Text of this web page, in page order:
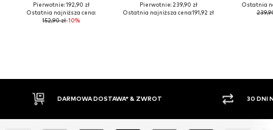
Pierwotnie: 192,90 zł
Ostatnia najniższa cena:
152,90 zł-10%
Pierwotnie: 239,90 zł
Ostatnia najniższa cena:191,92 zł
Ostatnia
DARMOWA DOSTAWA* & ZWROT 30 DNI NA